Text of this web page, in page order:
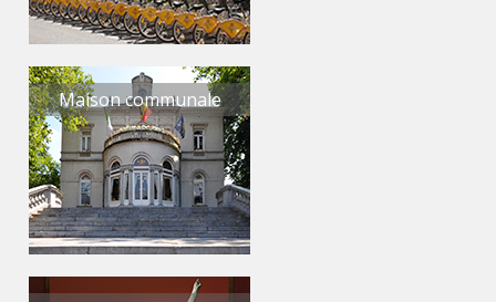
Maison communale